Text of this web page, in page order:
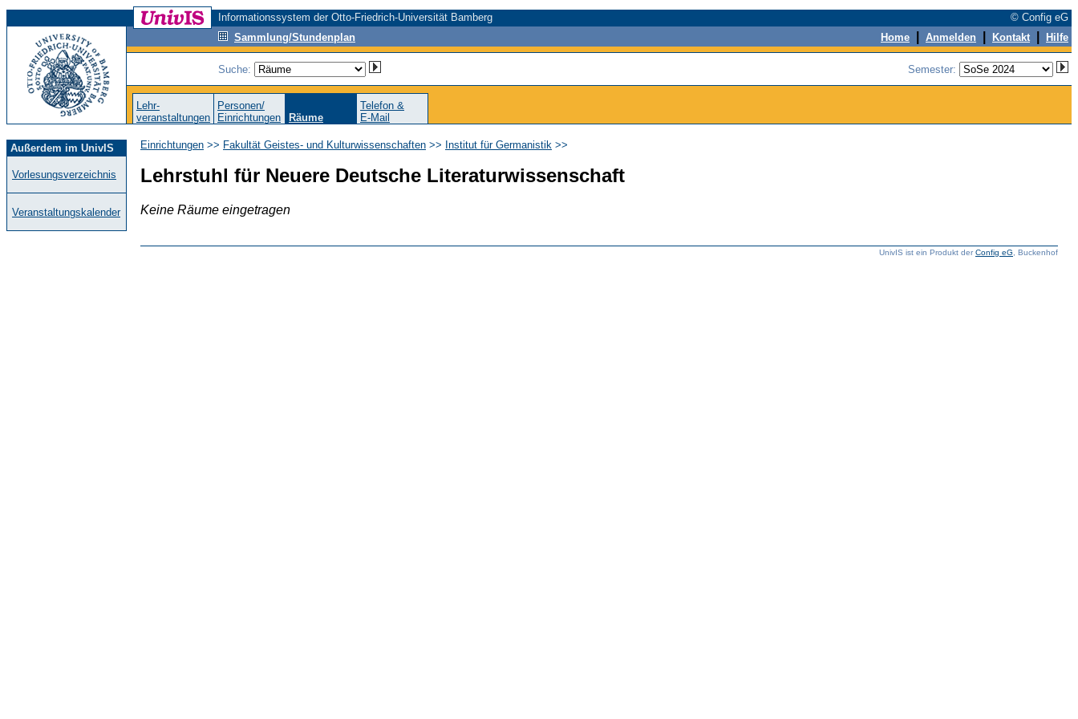
Informationssystem der Otto-Friedrich-Universität Bamberg
© Config eG
Sammlung/Stundenplan
Home Anmelden Kontakt Hilfe
Suche: Semester:
Lehr-
veranstaltungen
Personen/
Einrichtungen
Räume
Telefon &
E-Mail
Außerdem im UnivIS
Vorlesungsverzeichnis
Veranstaltungskalender
Einrichtungen >> Fakultät Geistes- und Kulturwissenschaften >> Institut für Germanistik >>
Lehrstuhl für Neuere Deutsche Literaturwissenschaft
Keine Räume eingetragen
UnivIS ist ein Produkt derConfig eG , Buckenhof